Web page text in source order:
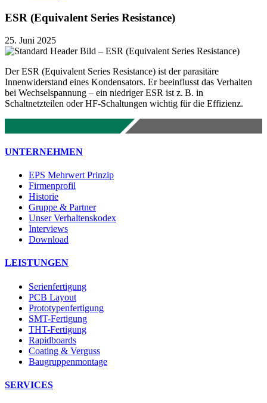
ESR (Equivalent Series Resistance)
25. Juni 2025
Der ESR (Equivalent Series Resistance) ist der parasitäre
Innenwiderstand eines Kondensators. Er beeinflusst das Verhalten
bei Wechselspannung – ein niedriger ESR ist z. B. in
Schaltnetzteilen oder HF-Schaltungen wichtig für die Effizienz.
UNTERNEHMEN
EPS Mehrwert Prinzip
Firmenprofil
Historie
Gruppe & Partner
Unser Verhaltenskodex
Interviews
Download
LEISTUNGEN
Serienfertigung
PCB Layout
Prototypenfertigung
SMT-Fertigung
THT-Fertigung
Rapidboards
Coating & Verguss
Baugruppenmontage
SERVICES